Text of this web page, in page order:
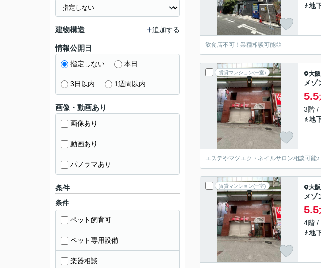
地
飲食店不可！業種相談可能◎
賃貸マンション(一室) 大
メゾ
5.5
3階 /
地
エステやマツエク・ネイルサロン相談可能♪
賃貸マンション(一室) 大
メゾ
5.5
4階 /
地
建物構造 追加する
情報公開日
指定しない 本日
3日以内 1週間以内
画像・動画あり
画像あり
動画あり
パノラマあり
条件
条件
ペット飼育可
ペット専用設備
楽器相談